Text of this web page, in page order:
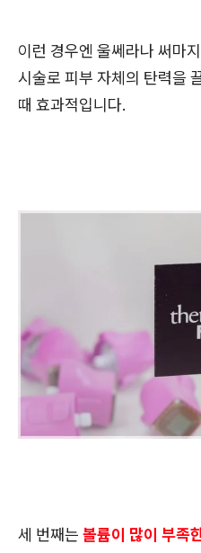
이런 경우엔 울쎄라나 써마
시술로 피부 자체의 탄력을
때 효과적입니다.
세 번째는 볼륨이 많이 부족